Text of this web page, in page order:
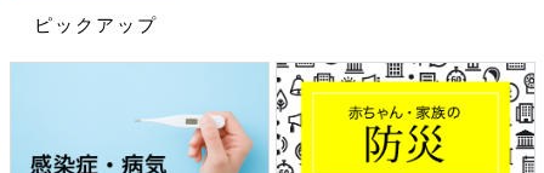
ピックアップ